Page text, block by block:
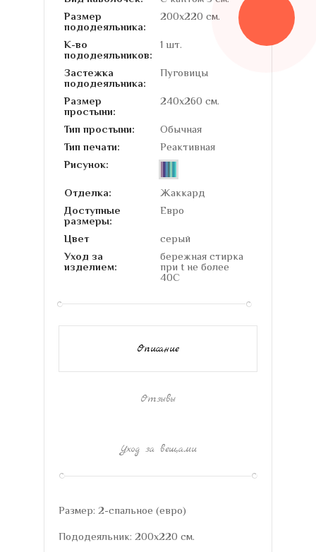
Размер
пододеяльника:
200х220 см.
К-во
пододеяльников:
1 шт.
Застежка
пододеяльника:
Пуговицы
Размер
простыни:
240х260 см.
Тип простыни:
Обычная
Тип печати:
Реактивная
Рисунок:
Отделка:
Жаккард
Доступные
размеры:
Евро
Цвет
серый
Уход за
изделием:
бережная стирка
при t не более
40С
Описание
Отзывы
Уход за вещами
Размер: 2-спальное (евро)
Пододеяльник: 200х220 см.